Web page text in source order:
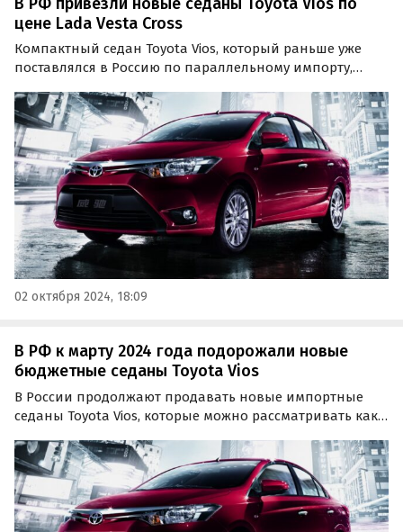
цене Lada Vesta Cross
Компактный седан Toyota Vios, который раньше уже
поставлялся в Россию по параллельному импорту,
сделал «частник» из Москвы, выставивший машину на
продажу за 1 990 000 рублей, сообщили «Автоновости
дня».
02 октября 2024, 18:09
В РФ к марту 2024 года подорожали новые
бюджетные седаны Toyota Vios
В России продолжают продавать новые импортные
седаны Toyota Vios, которые можно рассматривать как
с февраля подросли: если тогда они начинались от 1
799 000 рублей, то сейчас минимальный ценник…